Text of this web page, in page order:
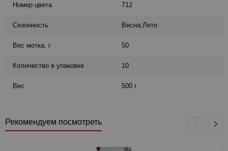
Номер цвета 712
Сезонность Весна;Лето
Вес мотка, г 50
Количество в упаковке 10
Вес 500 г
Рекомендуем посмотреть